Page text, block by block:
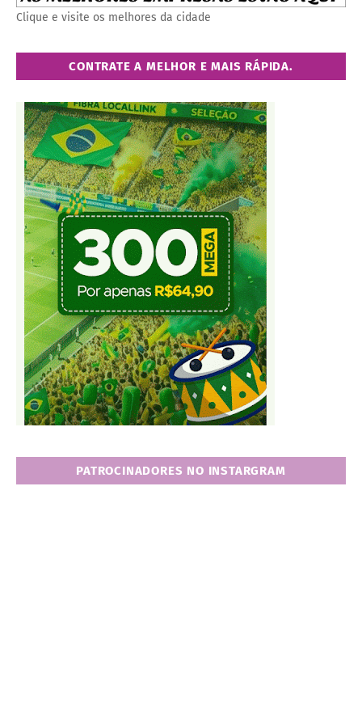
Clique e visite os melhores da cidade
CONTRATE A MELHOR E MAIS RÁPIDA.
PATROCINADORES NO INSTARGRAM